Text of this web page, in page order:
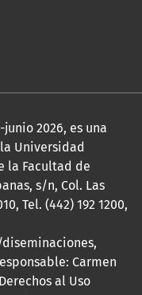
junio 2026, es una
Universidad
la Facultad de
s/n, Col. Las
Tel. (442) 192 1200,
Carmen
al Uso